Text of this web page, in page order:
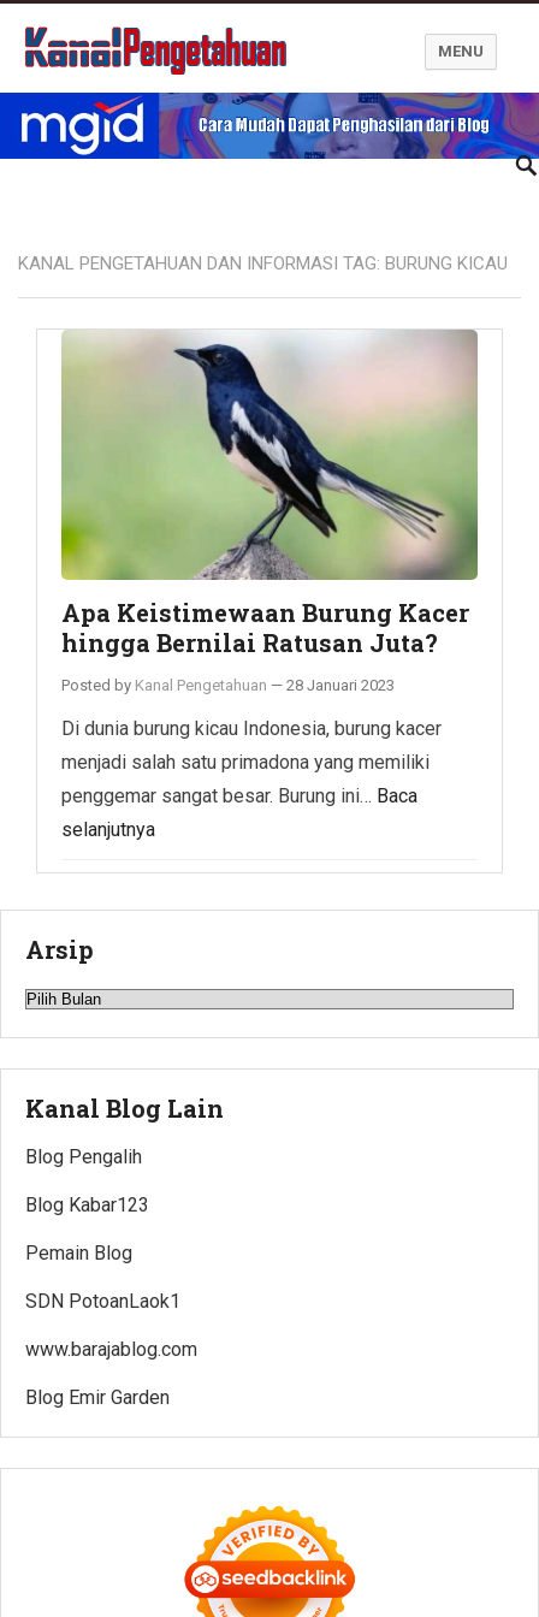
Kanal Pengetahuan dan Informasi
MENU
KANAL PENGETAHUAN DAN INFORMASI TAG: BURUNG KICAU
Apa Keistimewaan Burung Kacer
hingga Bernilai Ratusan Juta?
Posted by Kanal Pengetahuan — 28 Januari 2023
Di dunia burung kicau Indonesia, burung kacer
menjadi salah satu primadona yang memiliki
penggemar sangat besar. Burung ini… Baca
selanjutnya
Arsip
Arsip
Kanal Blog Lain
Blog Pengalih
Blog Kabar123
Pemain Blog
SDN PotoanLaok1
www.barajablog.com
Blog Emir Garden